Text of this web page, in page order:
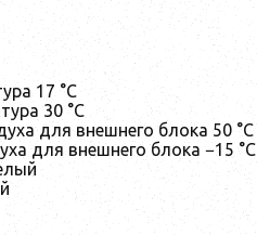
17 °С
30 °С
для внешнего блока 50 °С
для внешнего блока −15 °С